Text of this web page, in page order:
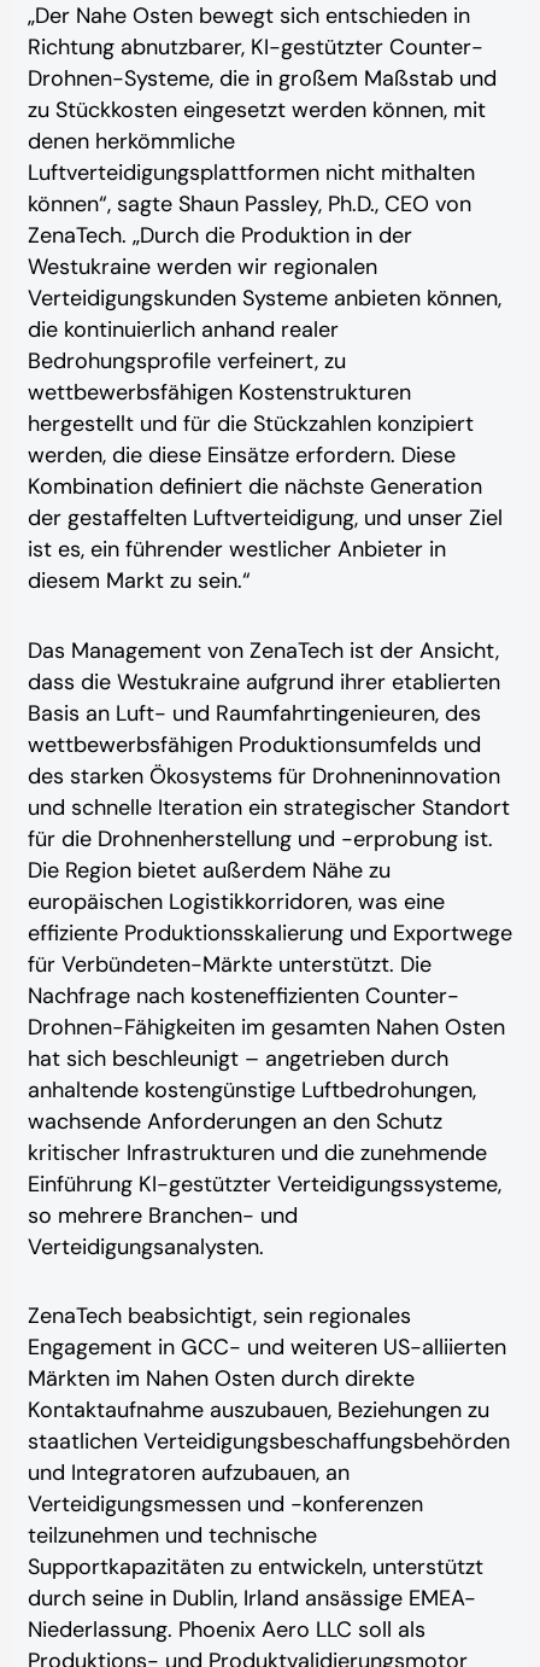
„Der Nahe Osten bewegt sich entschieden in
Richtung abnutzbarer, KI-gestützter Counter-
Drohnen-Systeme, die in großem Maßstab und
zu Stückkosten eingesetzt werden können, mit
denen herkömmliche
Luftverteidigungsplattformen nicht mithalten
können“, sagte Shaun Passley, Ph.D., CEO von
ZenaTech. „Durch die Produktion in der
Westukraine werden wir regionalen
Verteidigungskunden Systeme anbieten können,
die kontinuierlich anhand realer
Bedrohungsprofile verfeinert, zu
wettbewerbsfähigen Kostenstrukturen
hergestellt und für die Stückzahlen konzipiert
werden, die diese Einsätze erfordern. Diese
Kombination definiert die nächste Generation
der gestaffelten Luftverteidigung, und unser Ziel
ist es, ein führender westlicher Anbieter in
diesem Markt zu sein.“
Das Management von ZenaTech ist der Ansicht,
dass die Westukraine aufgrund ihrer etablierten
Basis an Luft- und Raumfahrtingenieuren, des
wettbewerbsfähigen Produktionsumfelds und
des starken Ökosystems für Drohneninnovation
und schnelle Iteration ein strategischer Standort
für die Drohnenherstellung und -erprobung ist.
Die Region bietet außerdem Nähe zu
europäischen Logistikkorridoren, was eine
effiziente Produktionsskalierung und Exportwege
für Verbündeten-Märkte unterstützt. Die
Nachfrage nach kosteneffizienten Counter-
Drohnen-Fähigkeiten im gesamten Nahen Osten
hat sich beschleunigt – angetrieben durch
anhaltende kostengünstige Luftbedrohungen,
wachsende Anforderungen an den Schutz
kritischer Infrastrukturen und die zunehmende
Einführung KI-gestützter Verteidigungssysteme,
so mehrere Branchen- und
Verteidigungsanalysten.
ZenaTech beabsichtigt, sein regionales
Engagement in GCC- und weiteren US-alliierten
Märkten im Nahen Osten durch direkte
Kontaktaufnahme auszubauen, Beziehungen zu
staatlichen Verteidigungsbeschaffungsbehörden
und Integratoren aufzubauen, an
Verteidigungsmessen und -konferenzen
teilzunehmen und technische
Supportkapazitäten zu entwickeln, unterstützt
durch seine in Dublin, Irland ansässige EMEA-
Niederlassung. Phoenix Aero LLC soll als